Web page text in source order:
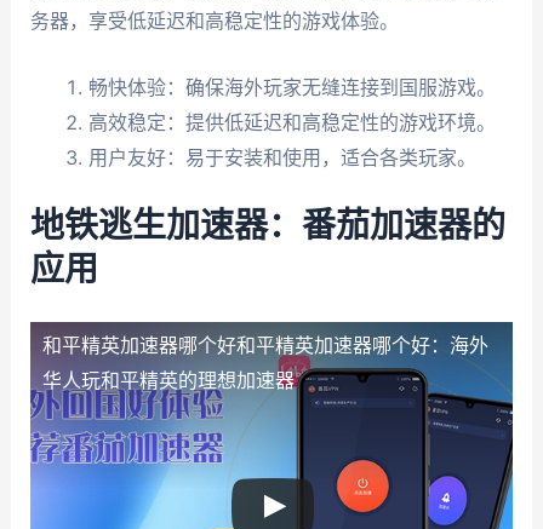
务器，享受低延迟和高稳定性的游戏体验。
畅快体验：确保海外玩家无缝连接到国服游戏。
高效稳定：提供低延迟和高稳定性的游戏环境。
用户友好：易于安装和使用，适合各类玩家。
地铁逃生加速器：番茄加速器的
应用
和平精英加速器哪个好和平精英加速器哪个好：海外
华人玩和平精英的理想加速器
和平精英加速器哪个好：海外华人玩和平精英的理想加
速器"/>